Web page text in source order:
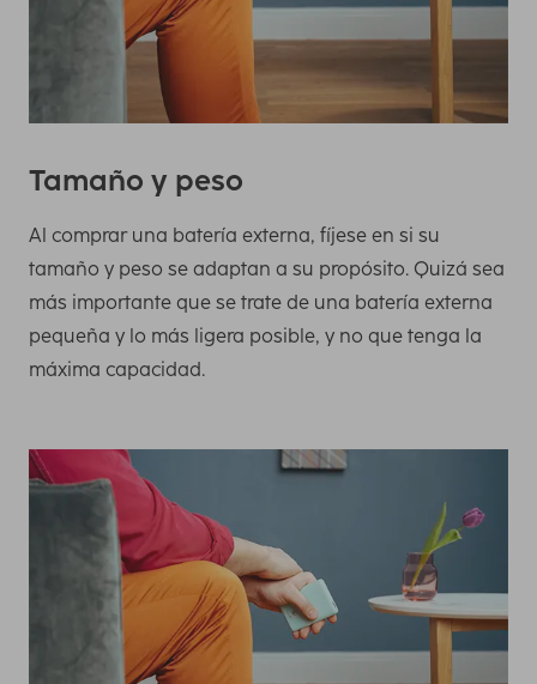
Tamaño y peso
Al comprar una batería externa, fíjese en si su
tamaño y peso se adaptan a su propósito. Quizá sea
más importante que se trate de una batería externa
pequeña y lo más ligera posible, y no que tenga la
máxima capacidad.